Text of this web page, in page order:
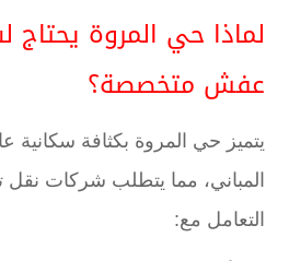
لماذا حي المروة يحتاج
عفش متخصصة؟
يتميز حي المروة بكثافة سكانية
المباني، مما يتطلب شركات
التعامل مع: